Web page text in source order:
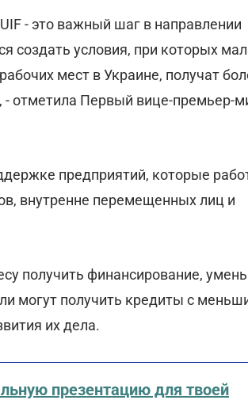
- это важный шаг в направлении
создать условия, при которых
мест в Украине, получат
отметила Первый вице-премьер-
предприятий, которые
внутренне перемещенных лиц и
получить финансирование,
могут получить кредиты с
их дела.
презентацию для твоей